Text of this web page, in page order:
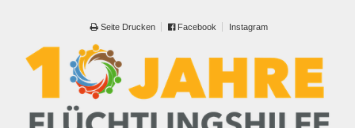
Seite Drucken Facebook Instagram